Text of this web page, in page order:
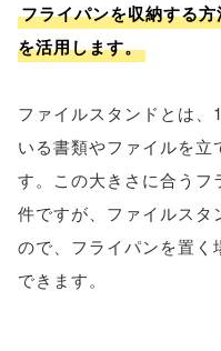
フライパンを収納する
を活用します。
ファイルスタンドとは、
いる書類やファイルを
す。この大きさに合うフ
件ですが、ファイルスタ
ので、フライパンを置
できます。